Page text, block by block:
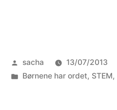
Posted
by
sacha
13/07/2013
Posted
Børnene har ordet, STEM,